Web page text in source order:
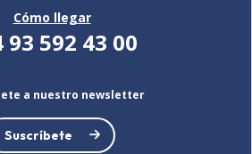
Cómo llegar
93 592 43 00
a nuestro newsletter
Suscríbete